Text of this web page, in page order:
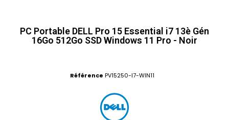
PC Portable DELL Pro 15 Essential i7 13è Gén
16Go 512Go SSD Windows 11 Pro - Noir
Référence PV15250-I7-WIN11